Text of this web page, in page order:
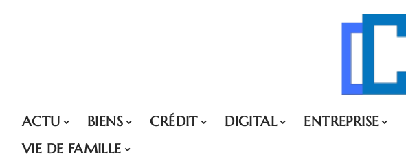
ACTU BIENS CRÉDIT DIGITAL ENTREPRISE
VIE DE FAMILLE